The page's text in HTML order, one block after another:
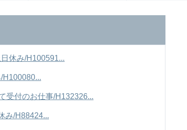
休み/H100591...
H100080...
受付のお仕事/H132326...
み/H88424...